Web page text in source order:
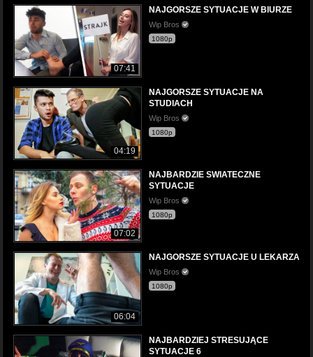
07:41
NAJGORSZE SYTUACJE W BIURZE
Wip Bros
1080p
04:19
NAJGORSZE SYTUACJE NA
STUDIACH
Wip Bros
1080p
07:02
NAJBARDZIE SWIATECZNE
SYTUACJE
Wip Bros
1080p
06:04
NAJGORSZE SYTUACJE U LEKARZA
Wip Bros
1080p
NAJBARDZIEJ STRESUJĄCE
SYTUACJE 6